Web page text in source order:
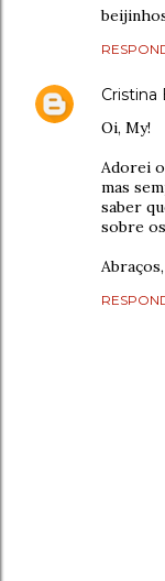
Cristina
Oi, My!
Adorei
mas
saber
sobre